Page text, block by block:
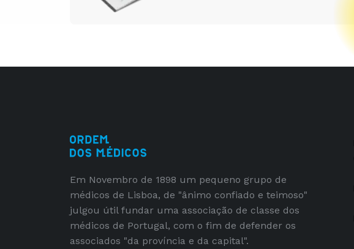
Em Novembro de 1898 um pequeno grupo de
médicos de Lisboa, de "ânimo confiado e teimoso"
julgou útil fundar uma associação de classe dos
médicos de Portugal, com o fim de defender os
associados "da província e da capital".